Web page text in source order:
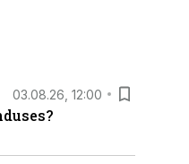
03.08.26, 12:00